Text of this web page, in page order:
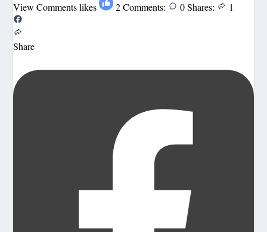
View Comments likes 2 Comments: 0 Shares: 1
Share